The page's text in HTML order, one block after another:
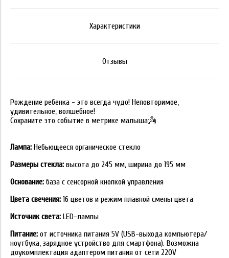
Характеристики
Отзывы
Рождение ребенка - это всегда чудо! Неповторимое,
удивительное, волшебное!
Сохраните это событие в метрике малыша👼
Лампа: Небьющееся органическое стекло
Размеры стекла: высота до 245 мм, ширина до 195 мм
Основание: база с сенсорной кнопкой управления
Цвета свечения: 16 цветов и режим плавной смены цвета
Источник света: LED-лампы
Питание: от источника питания 5V (USB-выхода компьютера/
ноутбука, зарядное устройство для смартфона). Возможна
доукомплектация адаптером питания от сети 220V